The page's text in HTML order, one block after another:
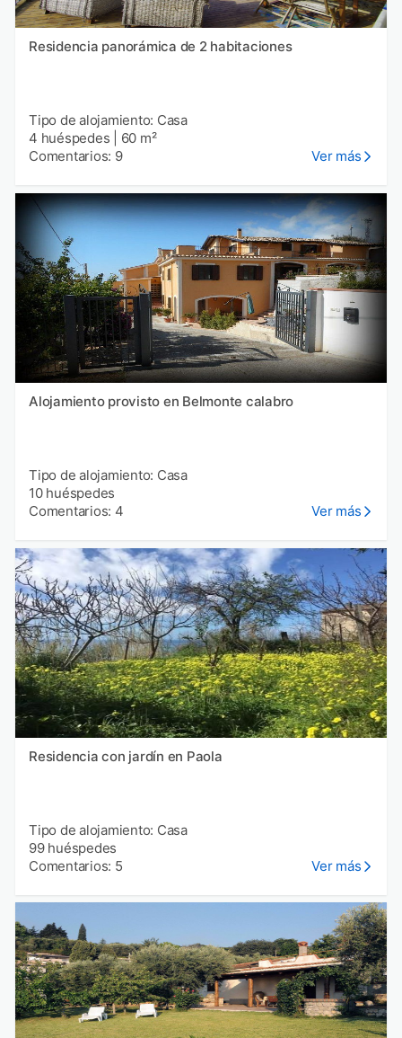
Residencia panorámica de 2 habitaciones
Tipo de alojamiento: Casa
4 huéspedes
60 m²
Comentarios: 9
Ver más
Alojamiento provisto en Belmonte calabro
Tipo de alojamiento: Casa
10 huéspedes
Comentarios: 4
Ver más
Residencia con jardín en Paola
Tipo de alojamiento: Casa
99 huéspedes
Comentarios: 5
Ver más